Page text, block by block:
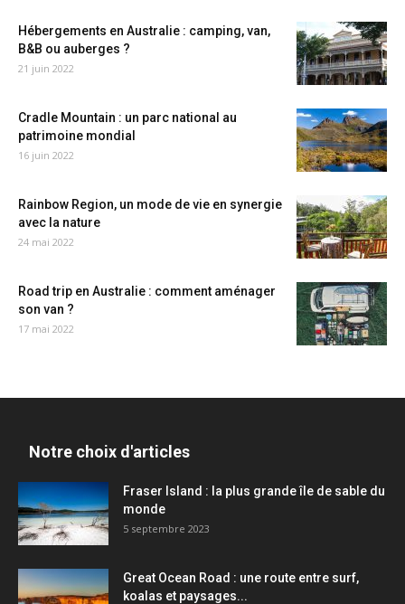
Hébergements en Australie : camping, van,
B&B ou auberges ?
21 juin 2022
Cradle Mountain : un parc national au
patrimoine mondial
16 juin 2022
Rainbow Region, un mode de vie en synergie
avec la nature
24 mai 2022
Road trip en Australie : comment aménager
son van ?
17 mai 2022
Notre choix d'articles
Fraser Island : la plus grande île de sable du
monde
5 septembre 2023
Great Ocean Road : une route entre surf,
koalas et paysages...